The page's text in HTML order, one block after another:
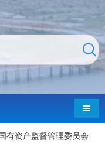
导航
有资产监督管理委员会